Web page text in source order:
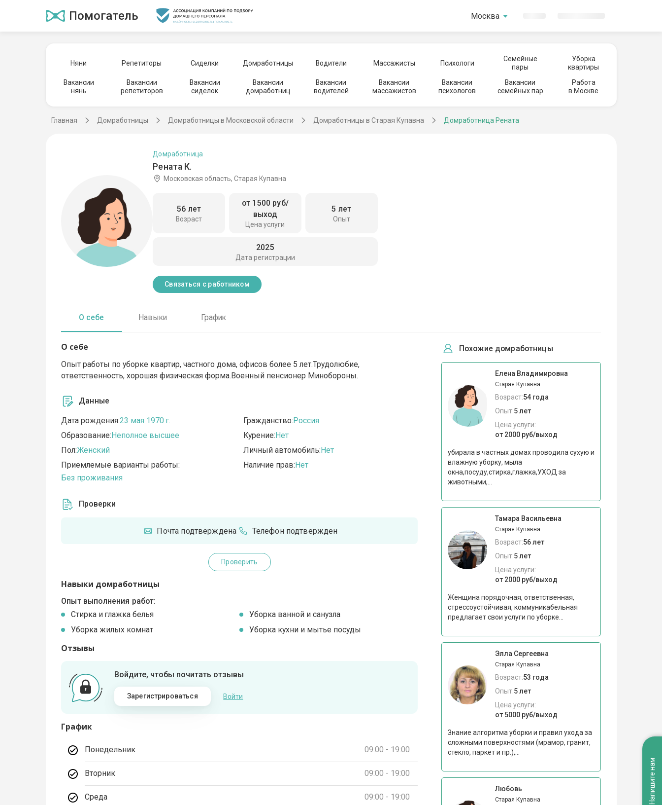
Помогатель Москва
Няни Репетиторы Сиделки Домработницы Водители Массажисты Психологи
Семейные
пары
Уборка
квартиры
Вакансии
нянь
Вакансии
репетиторов
Вакансии
сиделок
Вакансии
домработниц
Вакансии
водителей
Вакансии
массажистов
Вакансии
психологов
Вакансии
семейных пар
Работа
в Москве
Главная Домработницы Домработницы в Московской области Домработницы в Старая Купавна Домработница Рената
Рената К.
Домработница
Московская область, Старая Купавна
Возраст
56 лет
Цена услуги
от 1500 руб/
выход
Опыт
5 лет
Дата регистрации
2025
Связаться с работником
О себе Навыки График
О себе
Опыт работы по уборке квартир, частного дома, офисов более 5 лет.Трудолюбие,
ответственность, хорошая физическая форма.Военный пенсионер Минобороны.
Данные
Дата рождения:23 мая 1970 г.
Образование:Неполное высшее
Пол:Женский
Приемлемые варианты работы:
Без проживания
Гражданство:Россия
Курение:Нет
Личный автомобиль:Нет
Наличие прав:Нет
Проверки
Почта подтверждена Телефон подтвержден
Проверить
Навыки домработницы
Опыт выполнения работ:
Стирка и глажка белья
Уборка ванной и санузла
Уборка жилых комнат
Уборка кухни и мытье посуды
Отзывы
Войдите, чтобы почитать отзывы
Зарегистрироваться Войти
График
Понедельник 09:00 - 19:00
Вторник 09:00 - 19:00
Среда 09:00 - 19:00
Похожие домработницы
Елена Владимировна
Старая Купавна
Возраст:54 года
Опыт:5 лет
Цена услуги:
от 2000 руб/выход
убирала в частных домах проводила сухую и
влажную уборку, мыла
окна,посуду,стирка,глажка,УХОД за
животными,...
Тамара Васильевна
Старая Купавна
Возраст:56 лет
Опыт:5 лет
Цена услуги:
от 2000 руб/выход
Женщина порядочная, ответственная,
стрессоустойчивая, коммуникабельная
предлагает свои услуги по уборке...
Элла Сергеевна
Старая Купавна
Возраст:53 года
Опыт:5 лет
Цена услуги:
от 5000 руб/выход
Знание алгоритма уборки и правил ухода за
сложными поверхностями (мрамор, гранит,
стекло, паркет и пр.),...
Любовь
Старая Купавна Напишите нам